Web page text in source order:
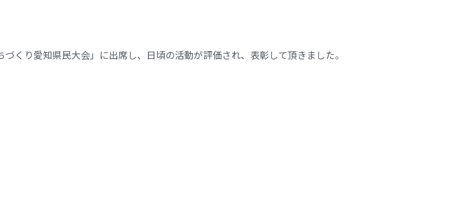
くり愛知県民大会」に出席し、日頃の活動が評価され、表彰して頂きました。